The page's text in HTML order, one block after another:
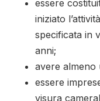
essere
iniziato
specificata in
anni;
avere almeno
essere
visura